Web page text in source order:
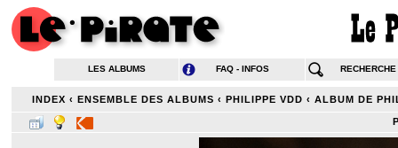
LES ALBUMS FAQ - INFOS RECHERCHE
INDEX ‹ ENSEMBLE DES ALBUMS ‹ PHILIPPE VDD ‹ ALBUM DE